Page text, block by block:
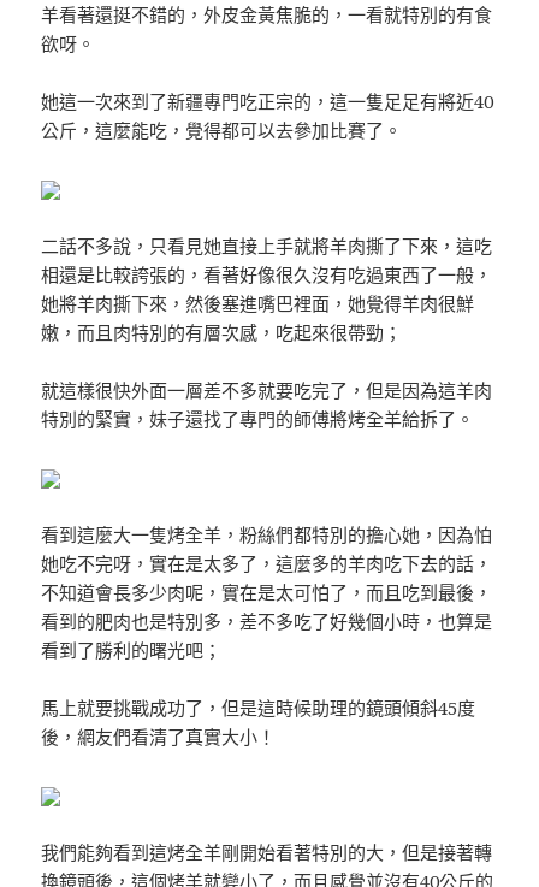
羊看著還挺不錯的，外皮金黃焦脆的，一看就特別的有食
欲呀。
她這一次來到了新疆專門吃正宗的，這一隻足足有將近40
公斤，這麼能吃，覺得都可以去參加比賽了。
二話不多說，只看見她直接上手就將羊肉撕了下來，這吃
相還是比較誇張的，看著好像很久沒有吃過東西了一般，
她將羊肉撕下來，然後塞進嘴巴裡面，她覺得羊肉很鮮
嫩，而且肉特別的有層次感，吃起來很帶勁；
就這樣很快外面一層差不多就要吃完了，但是因為這羊肉
特別的緊實，妹子還找了專門的師傅將烤全羊給拆了。
看到這麼大一隻烤全羊，粉絲們都特別的擔心她，因為怕
她吃不完呀，實在是太多了，這麼多的羊肉吃下去的話，
不知道會長多少肉呢，實在是太可怕了，而且吃到最後，
看到的肥肉也是特別多，差不多吃了好幾個小時，也算是
看到了勝利的曙光吧；
馬上就要挑戰成功了，但是這時候助理的鏡頭傾斜45度
後，網友們看清了真實大小！
我們能夠看到這烤全羊剛開始看著特別的大，但是接著轉
換鏡頭後，這個烤羊就變小了，而且感覺並沒有40公斤的